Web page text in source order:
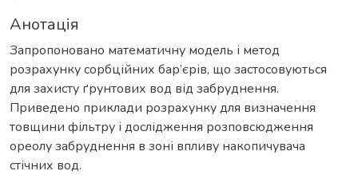
Анотація
Запропоновано математичну модель і метод
розрахунку сорбційних бар’єрів, що застосовуються
для захисту ґрунтових вод від забруднення.
Приведено приклади розрахунку для визначення
товщини фільтру і дослідження розповсюдження
ореолу забруднення в зоні впливу накопичувача
стічних вод.